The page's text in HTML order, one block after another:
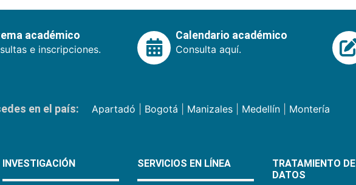
académico
e inscripciones.
Calendario académico
Consulta aquí.
en el país: Apartadó Bogotá Manizales| Medellín| Montería
INVESTIGACIÓN SERVICIOS EN LÍNEA
TRATAMIENTO DE
DATOS